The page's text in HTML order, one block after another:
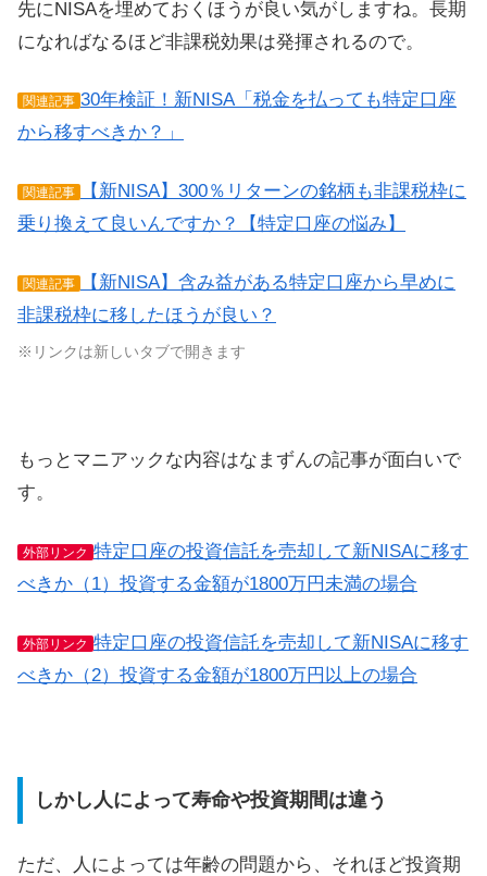
先にNISAを埋めておくほうが良い気がしますね。長期
になればなるほど非課税効果は発揮されるので。
関連記事 30年検証！新NISA「税金を払っても特定口座
から移すべきか？」
関連記事
【新NISA】300％リターンの銘柄も非課税枠に
乗り換えて良いんですか？【特定口座の悩み】
関連記事
【新NISA】含み益がある特定口座から早めに
非課税枠に移したほうが良い？
※リンクは新しいタブで開きます
もっとマニアックな内容はなまずんの記事が面白いで
す。
外部リンク 特定口座の投資信託を売却して新NISAに移す
べきか（1）投資する金額が1800万円未満の場合
外部リンク 特定口座の投資信託を売却して新NISAに移す
べきか（2）投資する金額が1800万円以上の場合
しかし人によって寿命や投資期間は違う
ただ、人によっては年齢の問題から、それほど投資期